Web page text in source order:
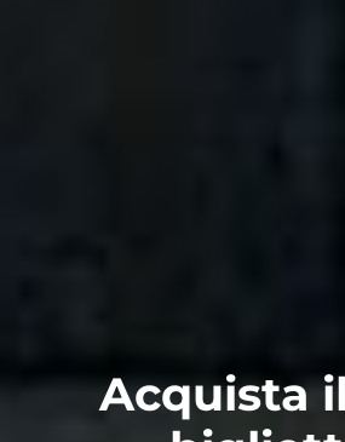
Acquista